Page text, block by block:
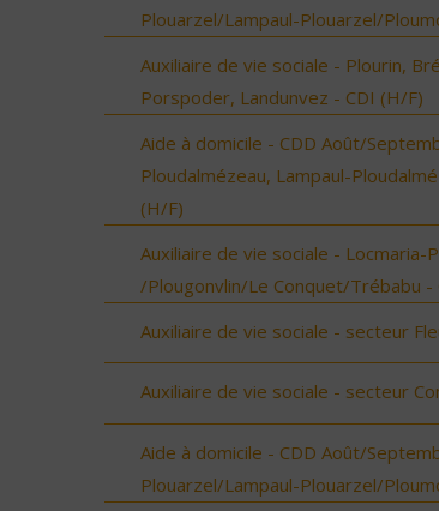
Plouarzel/Lampaul-Plouarzel/
Auxiliaire de vie sociale - Plourin,
Porspoder, Landunvez - CDI (H/F)
Aide à domicile - CDD Août/
Ploudalmézeau, Lampaul-
(H/F)
Auxiliaire de vie sociale - Locmaria-
/Plougonvlin/Le Conquet/Trébabu -
Auxiliaire de vie sociale - secteur
Auxiliaire de vie sociale - secteur
Aide à domicile - CDD Août/
Plouarzel/Lampaul-Plouarzel/